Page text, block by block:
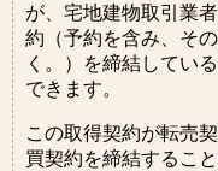
が、宅地建物取引業
約（予約を含み、そ
く。）を締結してい
できます。
この取得契約が転売
買契約を締結すること